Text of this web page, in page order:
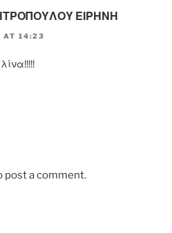
ΕΙΡΗΝΗ
AT 14:23
post a comment.